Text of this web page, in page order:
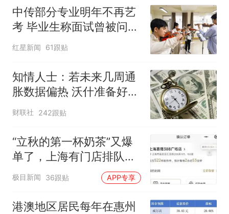
中传部分专业明年不再艺
考 毕业生称面试曾被问
“如何策划晚会” 专家：遏
红星新闻 61跟贴
知情人士：若未来几周通
胀数据偏热 沃什准备好加
息
财联社 242跟贴
“立秋的第一杯奶茶”又爆
单了，上海有门店排队超
500杯，店员：今天奶茶
店都很忙，要等2个多小
时
极目新闻 36跟贴 APP专享
港澳地区居民每年在惠州